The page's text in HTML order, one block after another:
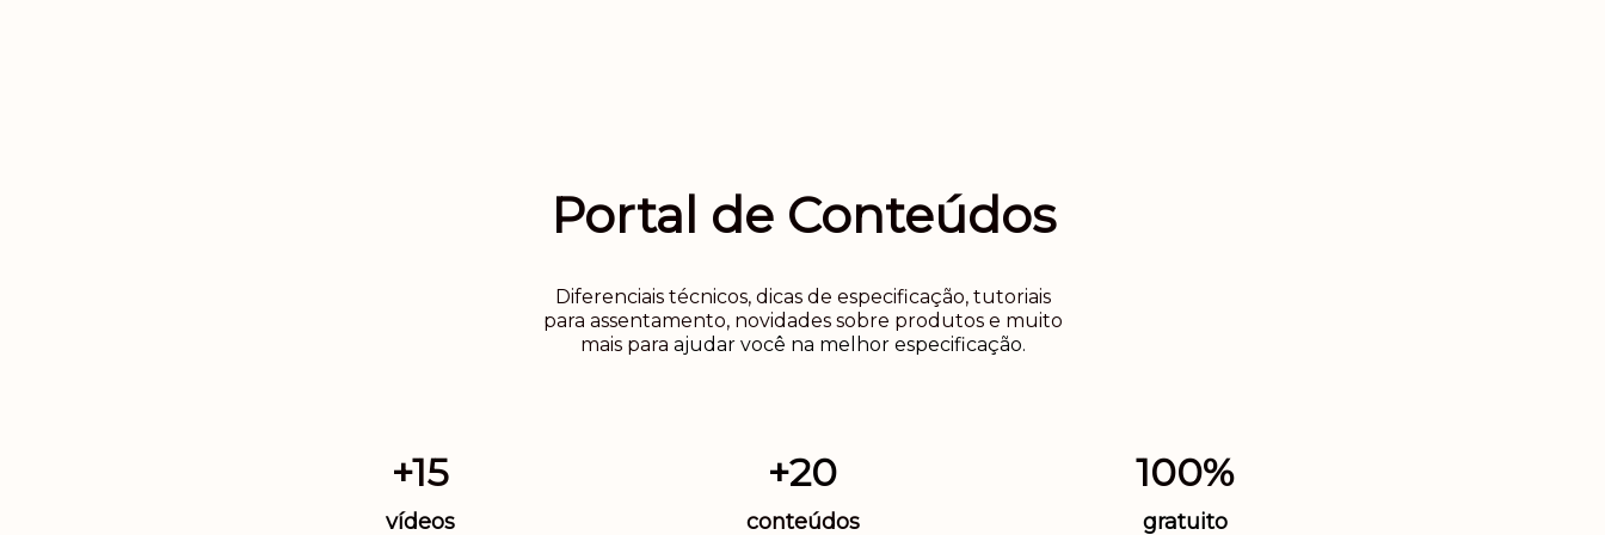
Portal de Conteúdos
Diferenciais técnicos, dicas de especificação, tutoriais
para assentamento, novidades sobre produtos e muito
mais para ajudar você na melhor especificação.
+15
vídeos
+20
conteúdos
100%
gratuito